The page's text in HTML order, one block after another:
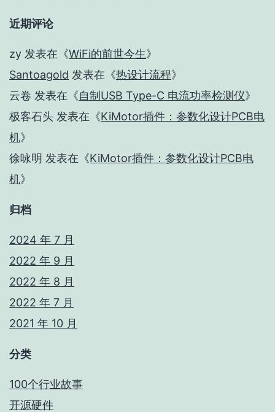
近期评论
zy 发表在《WiFi的前世今生》
Santoagold 发表在《热设计流程》
云卷 发表在《自制USB Type-C 电流功率检测仪》
极客石头 发表在《KiMotor插件：参数化设计PCB电
机》
徐咏明 发表在《KiMotor插件：参数化设计PCB电
机》
归档
2024 年 7 月
2022 年 9 月
2022 年 8 月
2022 年 7 月
2021 年 10 月
分类
100个行业故事
开源硬件